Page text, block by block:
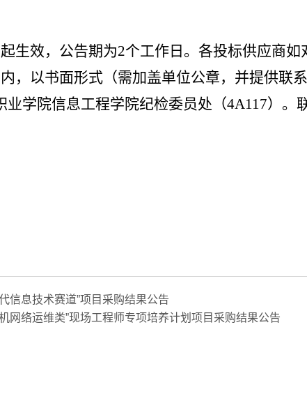
生效，公告期为2个工作日。各投标供应商
，以书面形式（需加盖单位公章，并提供联
业学院信息工程学院纪检委员处（4A117）。
信息技术赛道”项目采购结果公告
网络运维类”现场工程师专项培养计划项目采购结果公告